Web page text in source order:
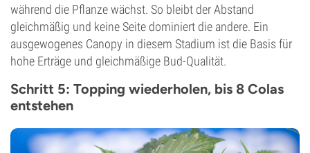
während die Pflanze wächst. So bleibt der Abstand
gleichmäßig und keine Seite dominiert die andere. Ein
ausgewogenes Canopy in diesem Stadium ist die Basis für
hohe Erträge und gleichmäßige Bud-Qualität.
Schritt 5: Topping wiederholen, bis 8 Colas
entstehen